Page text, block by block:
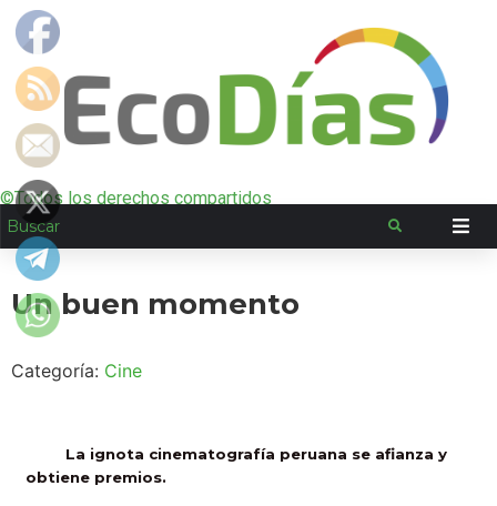
©Todos los derechos compartidos
Un buen momento
Categoría: Cine
La ignota cinematografía peruana se afianza y
obtiene premios.